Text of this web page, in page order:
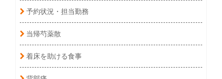
予約状況・担当勤務
当帰芍薬散
着床を助ける食事